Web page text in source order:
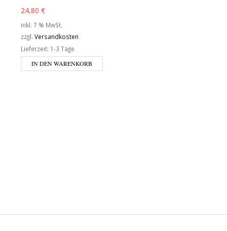
24,80 €
inkl. 7 % MwSt.
zzgl. Versandkosten
Lieferzeit: 1-3 Tage
IN DEN WARENKORB